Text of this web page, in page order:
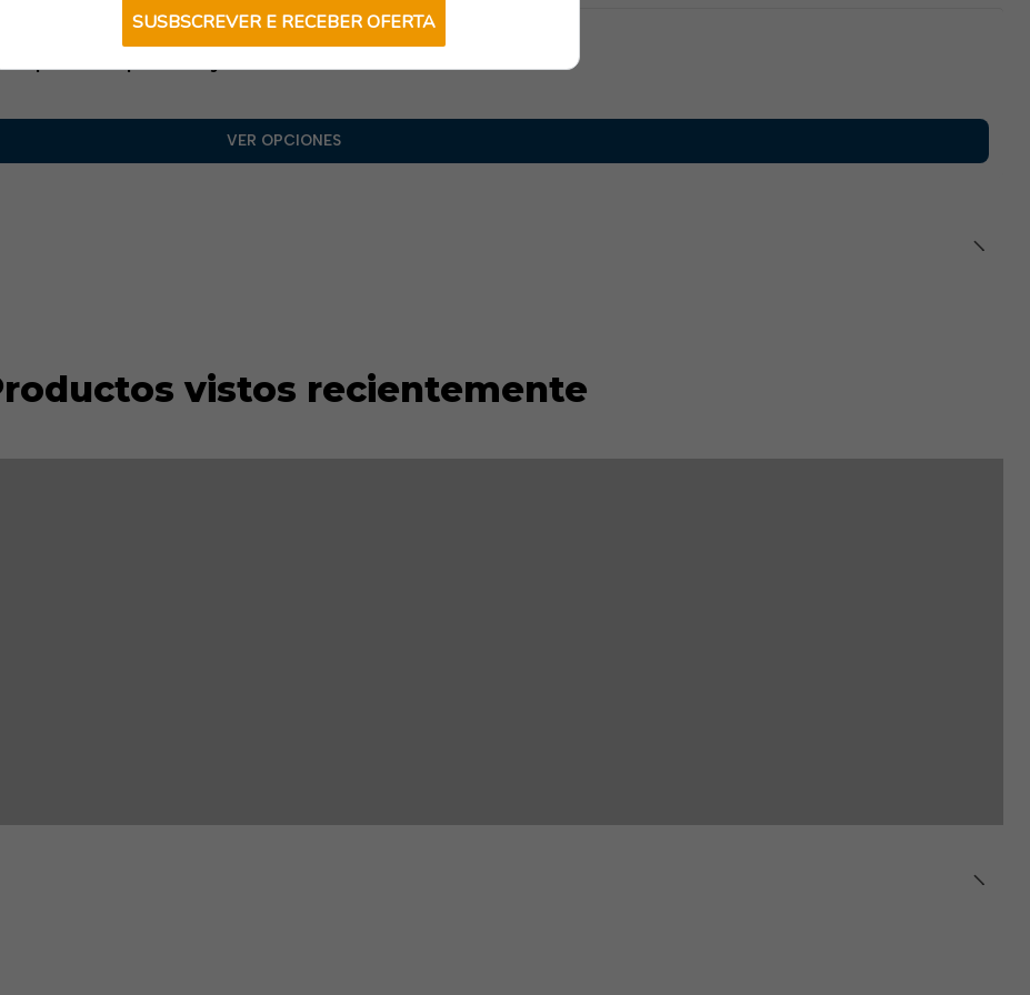
– 3 bolsillos externos con cremallera,
•Puños:Con acabado reforzado para un mejor ajuste.
•Corte:
| TB Group Security
VER OPCIONES
vistos recientemente
SUSBSCREVER E RECEBER OFERTA